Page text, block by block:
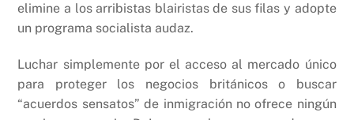
elimine a los arribistas blairistas de sus filas y adopte
un programa socialista audaz.
Luchar simplemente por el acceso al mercado único
para proteger los negocios británicos o buscar
“acuerdos sensatos” de inmigración no ofrece ningún